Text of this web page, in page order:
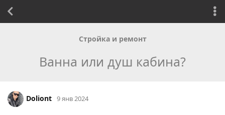
Стройка и ремонт
Ванна или душ кабина?
Doliont 9 янв 2024